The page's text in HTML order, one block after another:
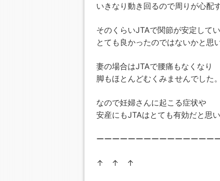
いきなり動き回るので周りが心配
そのくらいJTAで関節が安定して
とても良かったのではないかと思
妻の場合はJTAで腰痛もなくなり
脚もほとんどむくみませんでした。
なので妊婦さんに起こる症状や
安産にもJTAはとても有効だと思い
ーーーーーーーーーーーーーーー
↑ ↑ ↑